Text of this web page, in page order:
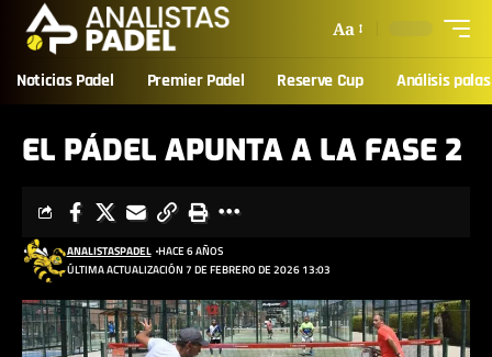
Aa
Noticias Padel Premier Padel Reserve Cup Análisis palas
EL PÁDEL APUNTA A LA FASE 2
ÚLTIMA ACTUALIZACIÓN 7 DE FEBRERO DE 2026 13:03
ANALISTASPADEL HACE 6 AÑOS